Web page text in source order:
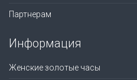
Партнерам
Информация
Женские золотые часы